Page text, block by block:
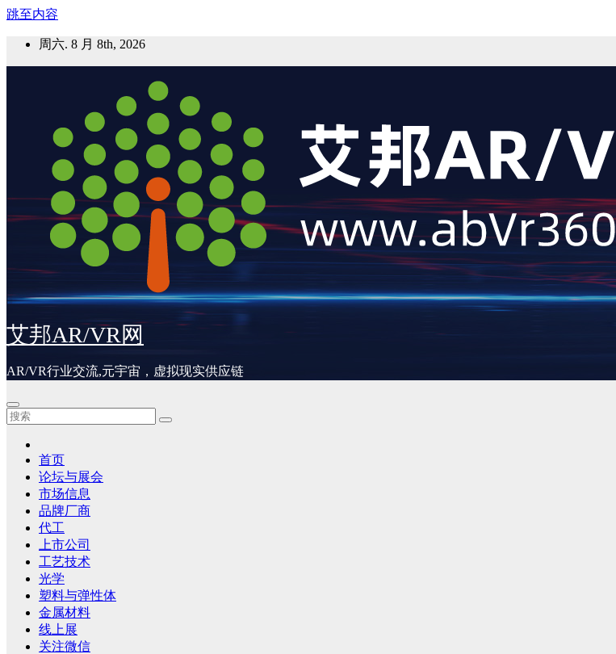
跳至内容
周六. 8 月 8th, 2026
艾邦AR/VR网
AR/VR行业交流,元宇宙，虚拟现实供应链
首页
论坛与展会
市场信息
品牌厂商
代工
上市公司
工艺技术
光学
塑料与弹性体
金属材料
线上展
关注微信